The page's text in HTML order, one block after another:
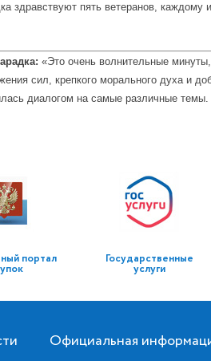
здравствуют пять ветеранов, каждому
«Это очень волнительные
сил, крепкого морального духа
диалогом на самые различные
портал Государственные
услуги
Официальная